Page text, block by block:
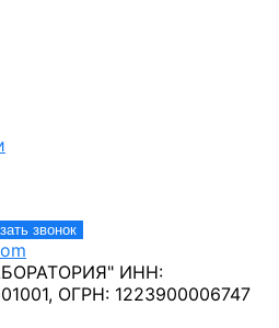
звонок
ИНН:
ОГРН: 1223900006747